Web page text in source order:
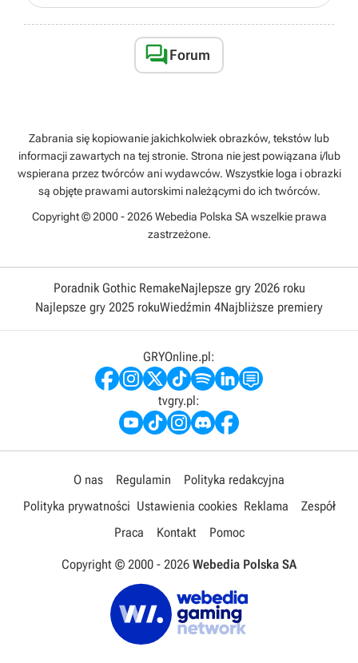
Forum
Zabrania się kopiowanie jakichkolwiek obrazków, tekstów lub
informacji zawartych na tej stronie. Strona nie jest powiązana i/lub
wspierana przez twórców ani wydawców. Wszystkie loga i obrazki
są objęte prawami autorskimi należącymi do ich twórców.
Copyright © 2000 - 2026 Webedia Polska SA wszelkie prawa
zastrzeżone.
Poradnik Gothic RemakeNajlepsze gry 2026 roku
Najlepsze gry 2025 rokuWiedźmin 4Najbliższe premiery
GRYOnline.pl:
tvgry.pl:
O nas Regulamin
Polityka redakcyjna
Polityka prywatności Ustawienia cookies Reklama
Zespół
Praca
Kontakt Pomoc
Copyright © 2000 - 2026 Webedia Polska SA